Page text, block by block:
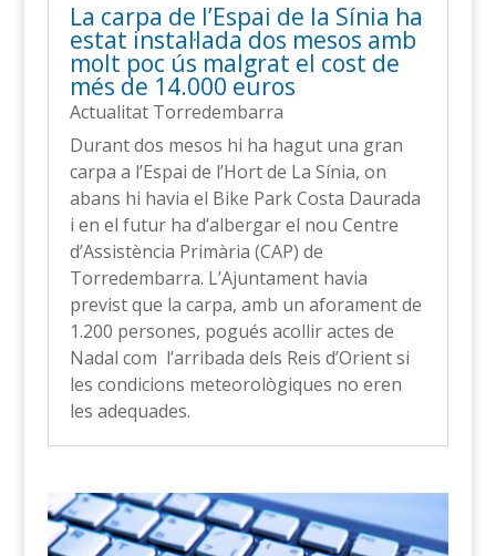
La carpa de l’Espai de la Sínia ha
estat instal·lada dos mesos amb
molt poc ús malgrat el cost de
més de 14.000 euros
Actualitat Torredembarra
Durant dos mesos hi ha hagut una gran
carpa a l’Espai de l’Hort de La Sínia, on
abans hi havia el Bike Park Costa Daurada
i en el futur ha d’albergar el nou Centre
d’Assistència Primària (CAP) de
Torredembarra. L’Ajuntament havia
previst que la carpa, amb un aforament de
1.200 persones, pogués acollir actes de
Nadal com l’arribada dels Reis d’Orient si
les condicions meteorològiques no eren
les adequades.